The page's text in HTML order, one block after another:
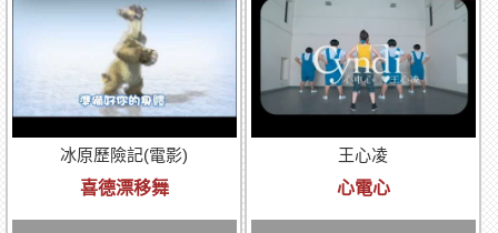
冰原歷險記(電影)
喜德漂移舞
王心凌
心電心